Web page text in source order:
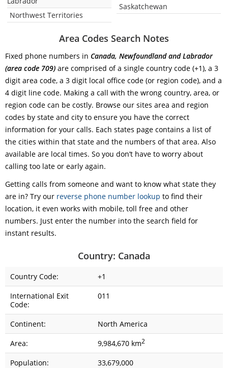
Northwest Territories
Saskatchewan
Area Codes Search Notes
Fixed phone numbers in Canada, Newfoundland and Labrador
(area code 709) are comprised of a single country code (+1), a 3
digit area code, a 3 digit local office code (or region code), and a
4 digit line code. Making a call with the wrong country, area, or
region code can be costly. Browse our sites area and region
codes by state and city to ensure you have the correct
information for your calls. Each states page contains a list of
the cities within that state and the numbers of that area. Also
available are local times. So you don’t have to worry about
calling too late or early again.
Getting calls from someone and want to know what state they
are in? Try our reverse phone number lookup to find their
location, it even works with mobile, toll free and other
numbers. Just enter the number into the search field for
instant results.
Country: Canada
Country Code:
+1
International Exit
Code:
011
Continent:
North America
Area:
9,984,670 km2
Population:
33,679,000